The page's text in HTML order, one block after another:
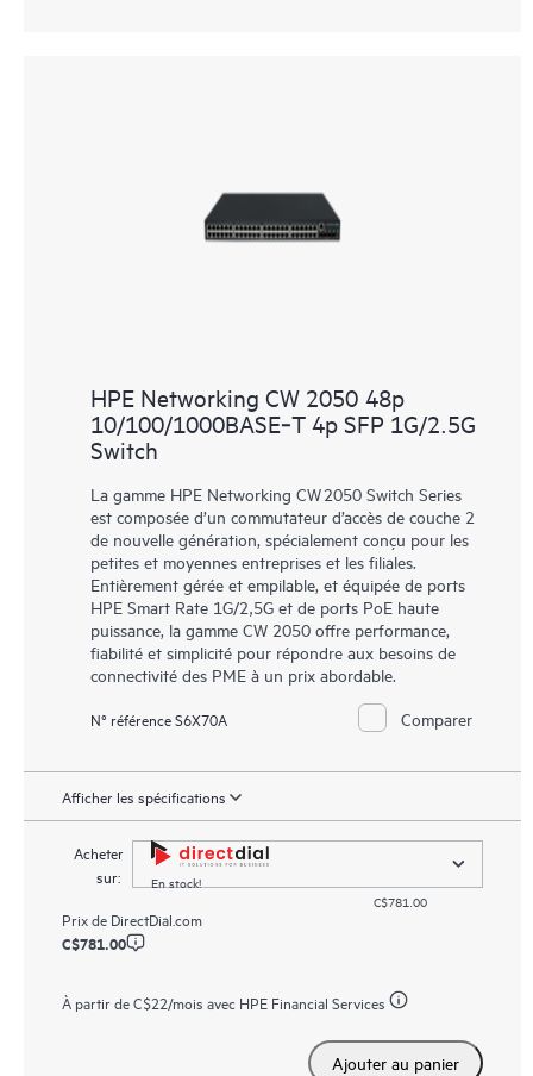
HPE Networking CW 2050 48p
10/100/1000BASE‑T 4p SFP 1G/2.5G
Switch
La gamme HPE Networking CW 2050 Switch Series
est composée d’un commutateur d’accès de couche 2
de nouvelle génération, spécialement conçu pour les
petites et moyennes entreprises et les filiales.
Entièrement gérée et empilable, et équipée de ports
HPE Smart Rate 1G/2,5G et de ports PoE haute
puissance, la gamme CW 2050 offre performance,
fiabilité et simplicité pour répondre aux besoins de
connectivité des PME à un prix abordable.
N° référence S6X70A Comparer
Afficher les spécifications
Acheter
sur:
En stock!
C$781.00
Prix de DirectDial.com
C$781.00
À partir deC$22/mois avec HPE Financial Services
Ajouter au panier